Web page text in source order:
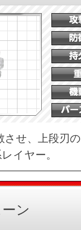
させ、上段刃
イヤー。
ン